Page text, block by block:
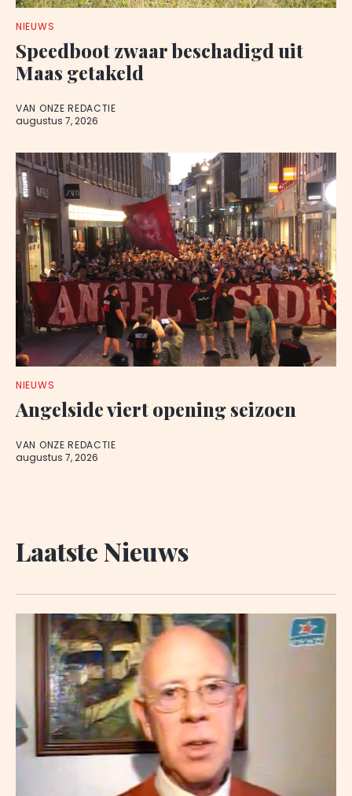
NIEUWS
Speedboot zwaar beschadigd uit
Maas getakeld
VAN ONZE REDACTIE
augustus 7, 2026
NIEUWS
Angelside viert opening seizoen
VAN ONZE REDACTIE
augustus 7, 2026
Laatste Nieuws